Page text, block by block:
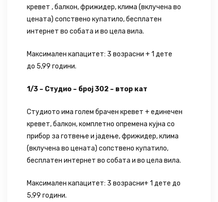
кревет , балкон, фрижидер, клима (вклучена во
цената) сопствено купатило, бесплатен
интернет во собата и во цела вила.
Максимален капацитет: 3 возрасни + 1 дете
до 5,99 години.
1/3 – Студио – број 302 – втор кат
Студиото има голем брачен кревет + единечен
кревет, балкон, комплетно опремена кујна со
прибор за готвење и јадење, фрижидер, клима
(вклучена во цената) сопствено купатило,
бесплатен интернет во собата и во цела вила.
Максимален капацитет: 3 возрасни+ 1 дете до
5,99 години.